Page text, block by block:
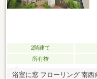
2階建て
所有権
浴室に窓 フローリング 南